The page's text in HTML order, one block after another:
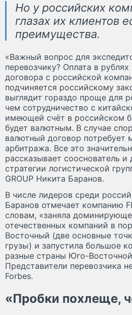
Но у российских
глазах их клиентов
преимущества.
«Важный вопрос для
перевозчику? Оплата в
договора с российской
подчиняется российскому
выглядит гораздо проще для
чем сотрудничество с
имеющей счёт в российском
будет валютным. В случае
валютный договор потребует
арбитража. Все это
рассказывает сооснователь и
стратегии логистической
GROUP Никита Баранов.
В числе лидеров среди
Баранов отмечает компанию
словам, «заняла
отечественных компаний в
Восточный (две основные
грузы) и запустила большое
разные страны Юго-
Представители перевозчика
Forbes.
«Пробки похлеще,